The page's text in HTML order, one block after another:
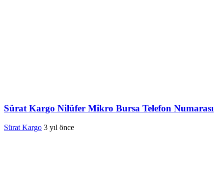
Sürat Kargo Nilüfer Mikro Bursa Telefon Numarası
Sürat Kargo 3 yıl önce